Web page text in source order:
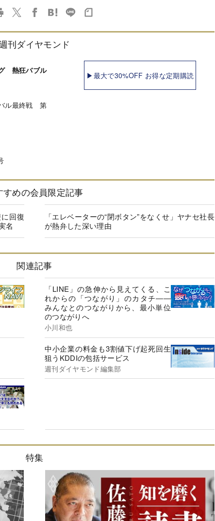
刊ダイヤモンド
熱狂バブル
ル最終戦 第
▶最大で30%OFF お得な定期購読
すめの会員限定記事
回復
名
「エレベーターの“閉ボタン”をなくせ」ヤナセ社長
が熱弁した深い理由
関連記事
「LINE」の急伸から見えてくる、こ
れからの「つながり」のカタチ――
みんなとのつながりから、最小単位
のつながりへ
小川和也
中小企業の料金も3割値下げ起死回生
狙うKDDIの包括サービス
週刊ダイヤモンド編集部
特集